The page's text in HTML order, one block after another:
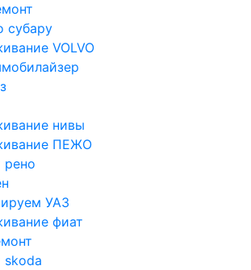
субару
VOLVO
нивы
ПЕЖО
рено
УАЗ
фиат
skoda